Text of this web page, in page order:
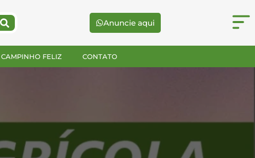
Anuncie aqui
CAMPINHO FELIZ CONTATO